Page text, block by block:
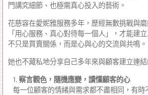
門講究細節、也極需真心投入的藝術。
花慈容在愛妮雅服務多年，歷經無數挑戰與磨
「用心服務、真心對待每一個人」，才能建
不只是買賣關係，而是心與心的交流與共鳴。
她也不藏私地分享自己多年來與顧客建立連結
察言觀色，隨機應變，讀懂顧客的心
每一位顧客的情緒與需求都不盡相同，有時